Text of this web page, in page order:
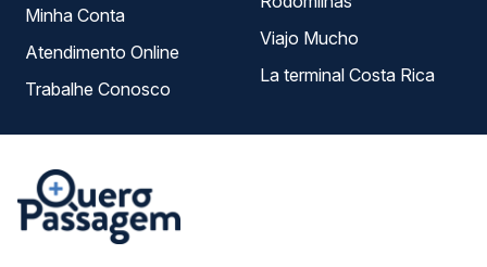
Minha Conta
Atendimento Online
Trabalhe Conosco
Viajo Mucho
La terminal Costa Rica